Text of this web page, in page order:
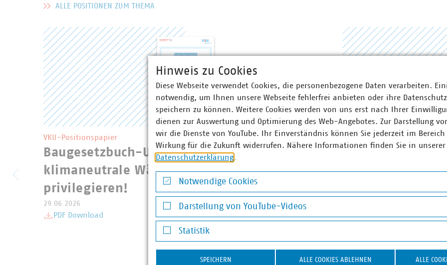
MEHR ZU VKU-POSITIONEN
ALLE POSITIONEN ZUM THEMA
VKU-Positionspapier
Baugesetzbuch-Upgrade - Mehr Tempo für
klimaneutrale Wärme: Auch Solarthermie
privilegieren!
29.06.2026
PDF Download
Kurzgutachten
Kurzgutachten:
Bewertung des
PDF Download
Hinweis zu Cookies
Diese Webseite verwendet Cookies, die personenbezogene Daten verarbeiten.
notwendig, um Ihnen unsere Webseite fehlerfrei anbieten oder ihre
speichern zu können. Weitere Cookies werden von uns erst nach Ihrer
dienen zur Auswertung und Optimierung des Web-Angebotes. Zur Darstellung
wir die Dienste von YouTube. Ihr Einverständnis können Sie jederzeit im
Wirkung für die Zukunft widerrufen. Nähere Informationen finden Sie in unserer
Datenschutzerklärung.
Notwendige Cookies
Notwendige Cookies
Darstellung von YouTube-Videos
Darstellung von YouTube-Videos
Statistik
Statistik
SPEICHERN ALLE COOKIES ABLEHNEN ALLE